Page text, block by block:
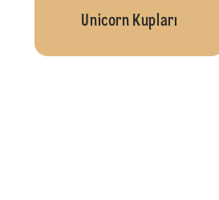
Unicorn Kupları